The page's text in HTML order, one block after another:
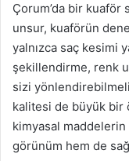
Çorum’da bir
unsur, kuaförün
yalnızca saç kesimi
şekillendirme, renk
sizi
kalitesi de büyük bir
kimyasal maddelerin
görünüm hem de